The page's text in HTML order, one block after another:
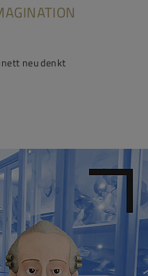
neu denkt